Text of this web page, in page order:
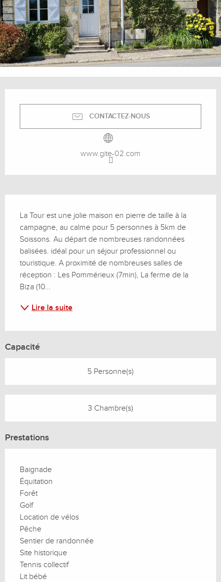
CONTACTEZ-NOUS
www.gite-02.com
La Tour est une jolie maison en pierre de taille à la
campagne, au calme pour 5 personnes à 5km de
Soissons. Au départ de nombreuses randonnées
balisées. idéal pour un séjour professionnel ou
touristique. A proximité de nombreuses salles de
réception : Les Pommérieux (7min), La ferme de la
Biza (10...
Lire la suite
Capacité
5 Personne(s)
3 Chambre(s)
Prestations
Baignade
Équitation
Forêt
Golf
Location de vélos
Pêche
Sentier de randonnée
Site historique
Tennis collectif
Lit bébé